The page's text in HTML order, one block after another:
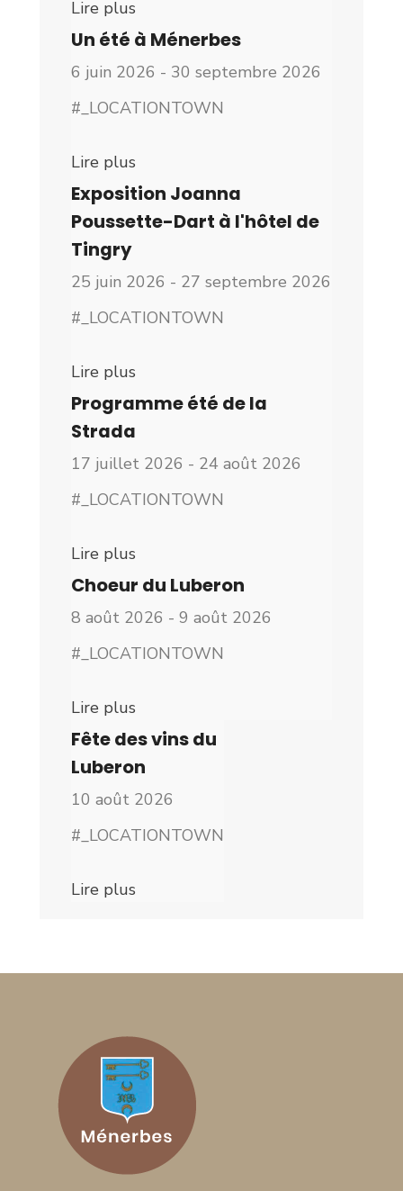
Lire plus
Un été à Ménerbes
6 juin 2026 - 30 septembre 2026
#_LOCATIONTOWN
Lire plus
Exposition Joanna
Poussette-Dart à l'hôtel de
Tingry
25 juin 2026 - 27 septembre 2026
#_LOCATIONTOWN
Lire plus
Programme été de la
Strada
17 juillet 2026 - 24 août 2026
#_LOCATIONTOWN
Lire plus
Choeur du Luberon
8 août 2026 - 9 août 2026
#_LOCATIONTOWN
Lire plus
Fête des vins du
Luberon
10 août 2026
#_LOCATIONTOWN
Lire plus